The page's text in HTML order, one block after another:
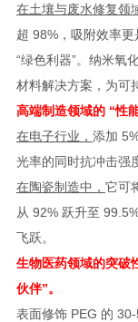
在土壤与废水修复领
超 98%，吸附效率
“绿色利器”。纳米氧
材料解决方案，为可
高端制造领域的 “性
在电子行业， 添加
光率的同时抗冲击强
在陶瓷制造中， 它可
从 92% 跃升至
飞跃。
生物医药领域的突破
伙伴”。
表面修饰 PEG 的